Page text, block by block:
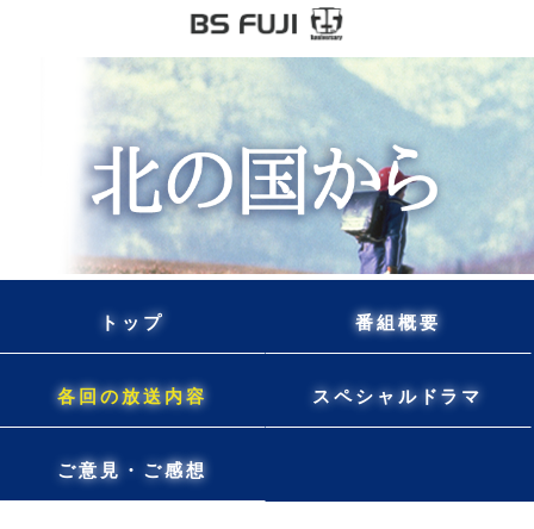
トップ 番組概要
各回の放送内容 スペシャルドラマ
ご意見・ご感想